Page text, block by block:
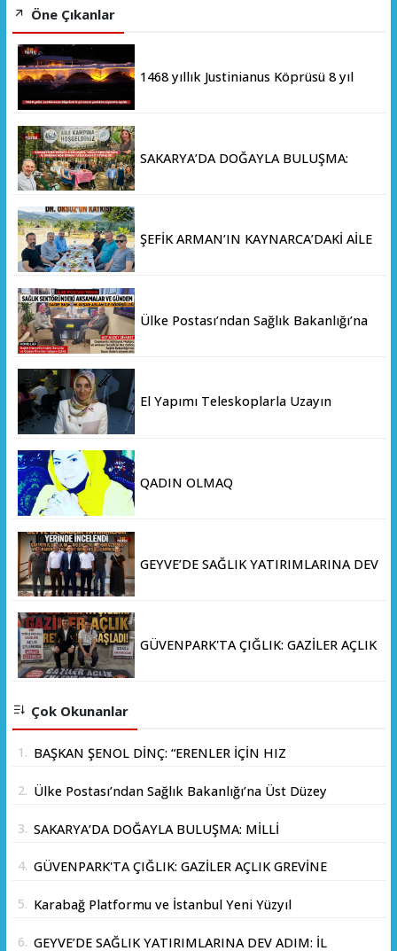
Öne Çıkanlar
1468 yıllık Justinianus Köprüsü 8 yıl
SAKARYA’DA DOĞAYLA BULUŞMA:
ŞEFİK ARMAN’IN KAYNARCA’DAKİ AİLE
Ülke Postası’ndan Sağlık Bakanlığı’na
El Yapımı Teleskoplarla Uzayın
QADIN OLMAQ
GEYVE’DE SAĞLIK YATIRIMLARINA DEV
GÜVENPARK'TA ÇIĞLIK: GAZİLER AÇLIK
Çok Okunanlar
1. BAŞKAN ŞENOL DİNÇ: “ERENLER İÇİN HIZ
2. Ülke Postası’ndan Sağlık Bakanlığı’na Üst Düzey
3. SAKARYA’DA DOĞAYLA BULUŞMA: MİLLİ
KAMPI" ETKİNLİĞİ
4. GÜVENPARK'TA ÇIĞLIK: GAZİLER AÇLIK GREVİNE
5. Karabağ Platformu ve İstanbul Yeni Yüzyıl
6. GEYVE’DE SAĞLIK YATIRIMLARINA DEV ADIM: İL